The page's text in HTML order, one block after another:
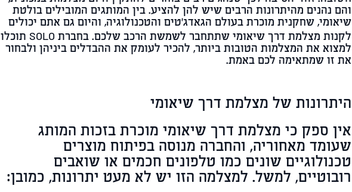
והם נהנים מהיתרונות הרבים שיש להן להציע. בין המותגים המובילים בולטת
שיאומי, שחקנית מוכרת בעולם הגאדג'טים והטכנולוגיה, והיום גם אתם יכולים
לקנות מצלמת דרך שיאומי שתתחבר לשמשת הרכב שלכם. בחברת SOLO תוכלו
למצוא את המצלמות הטובות ביותר, להכיר לעומק את ההבדלים ביניהן ולבחור
את זו שמתאימה לכם באמת.
היתרונות של מצלמת דרך שיאומי
אין ספק כי מצלמת דרך שיאומי מוכרת בזכות המותג
שעומד מאחוריה, והחברה מנוסה בפיתוח מוצרים
טכנולוגיים שונים כמו טלפונים חכמים או שואבים
רובוטיים, למשל. למצלמה הזו יש לא מעט יתרונות, כמובן: